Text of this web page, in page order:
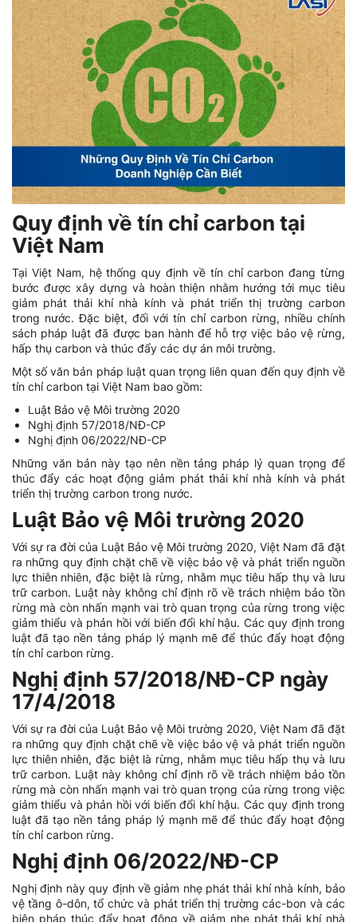
Quy định về tín chỉ carbon tại
Việt Nam
Tại Việt Nam, hệ thống quy định về tín chỉ carbon đang từng
bước được xây dựng và hoàn thiện nhằm hướng tới mục tiêu
giảm phát thải khí nhà kính và phát triển thị trường carbon
trong nước. Đặc biệt, đối với tín chỉ carbon rừng, nhiều chính
sách pháp luật đã được ban hành để hỗ trợ việc bảo vệ rừng,
hấp thụ carbon và thúc đẩy các dự án môi trường.
Một số văn bản pháp luật quan trọng liên quan đến quy định về
tín chỉ carbon tại Việt Nam bao gồm:
Luật Bảo vệ Môi trường 2020
Nghị định 57/2018/NĐ-CP
Nghị định 06/2022/NĐ-CP
Những văn bản này tạo nên nền tảng pháp lý quan trọng để
thúc đẩy các hoạt động giảm phát thải khí nhà kính và phát
triển thị trường carbon trong nước.
Luật Bảo vệ Môi trường 2020
Với sự ra đời của Luật Bảo vệ Môi trường 2020, Việt Nam đã đặt
ra những quy định chặt chẽ về việc bảo vệ và phát triển nguồn
lực thiên nhiên, đặc biệt là rừng, nhằm mục tiêu hấp thụ và lưu
trữ carbon. Luật này không chỉ định rõ về trách nhiệm bảo tồn
rừng mà còn nhấn mạnh vai trò quan trọng của rừng trong việc
giảm thiểu và phản hồi với biến đổi khí hậu. Các quy định trong
luật đã tạo nền tảng pháp lý mạnh mẽ để thúc đẩy hoạt động
tín chỉ carbon rừng.
Nghị định 57/2018/NĐ-CP ngày
17/4/2018
Với sự ra đời của Luật Bảo vệ Môi trường 2020, Việt Nam đã đặt
ra những quy định chặt chẽ về việc bảo vệ và phát triển nguồn
lực thiên nhiên, đặc biệt là rừng, nhằm mục tiêu hấp thụ và lưu
trữ carbon. Luật này không chỉ định rõ về trách nhiệm bảo tồn
rừng mà còn nhấn mạnh vai trò quan trọng của rừng trong việc
giảm thiểu và phản hồi với biến đổi khí hậu. Các quy định trong
luật đã tạo nền tảng pháp lý mạnh mẽ để thúc đẩy hoạt động
tín chỉ carbon rừng.
Nghị định 06/2022/NĐ-CP
Nghị định này quy định về giảm nhẹ phát thải khí nhà kính, bảo
vệ tầng ô-dôn, tổ chức và phát triển thị trường các-bon và các
biện pháp thúc đẩy hoạt động về giảm nhẹ phát thải khí nhà